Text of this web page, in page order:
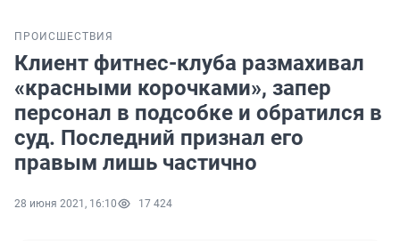
ПРОИСШЕСТВИЯ
Клиент фитнес-клуба размахивал
«красными корочками», запер
персонал в подсобке и обратился в
суд. Последний признал его
правым лишь частично
28 июня 2021, 16:10 17 424